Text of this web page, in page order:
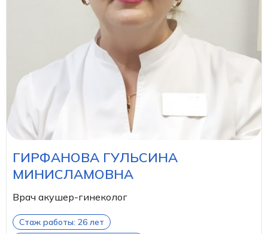
ГИРФАНОВА ГУЛЬСИНА
МИНИСЛАМОВНА
Врач акушер-гинеколог
Стаж работы: 26 лет